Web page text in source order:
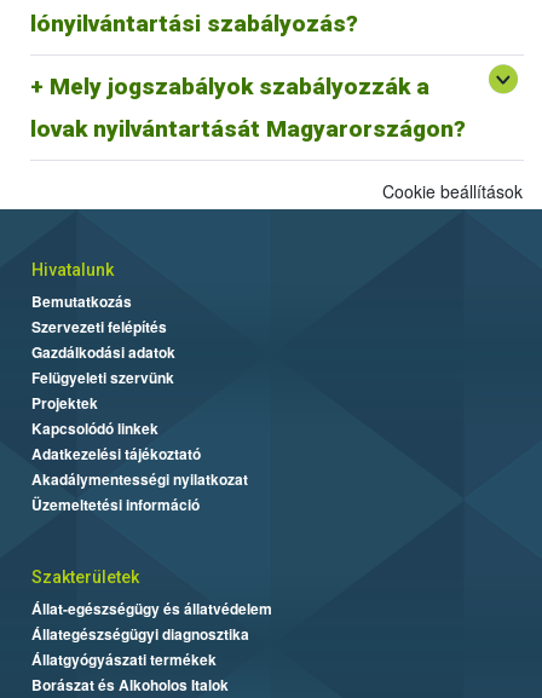
lónyilvántartási szabályozás?
megfeleltetése jelenleg zajlik.
Mely jogszabályok szabályozzák a
lovak nyilvántartását Magyarországon?
64/2003 (VI. 16.) FVM rendelet az egyes állatfajok
Egységes Nyilvántartási és Azonosítási Rendszeréről.
Cookie beállítások
Hivatalunk
Bemutatkozás
Szervezeti felépítés
Gazdálkodási adatok
Felügyeleti szervünk
Projektek
Kapcsolódó linkek
Adatkezelési tájékoztató
Akadálymentességi nyilatkozat
Üzemeltetési információ
Szakterületek
Állat-egészségügy és állatvédelem
Állategészségügyi diagnosztika
Állatgyógyászati termékek
Borászat és Alkoholos Italok